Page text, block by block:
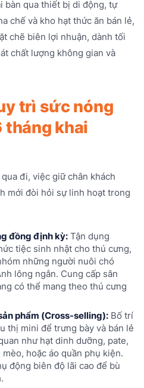
bàn qua thiết bị di động, tự
chế và kho hạt thức ăn bán lẻ,
chẽ biên lợi nhuận, dành tối
chất lượng không gian và
trì sức nóng
tháng khai
đi, việc giữ chân khách
mới đòi hỏi sự linh hoạt trong
đồng định kỳ:Tận dụng
tiệc sinh nhật cho thú cưng,
những người nuôi chó
lông ngắn. Cung cấp sân
có thể mang theo thú cưng
phẩm (Cross-selling):Bố trí
thị mini để trưng bày và bán lẻ
như hạt dinh dưỡng, pate,
hoặc áo quần phụ kiện.
động biên độ lãi cao để bù